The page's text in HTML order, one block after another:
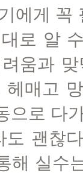
에게 꼭
로 알
움과
헤매고
으로 다
도 괜찮
해 실수